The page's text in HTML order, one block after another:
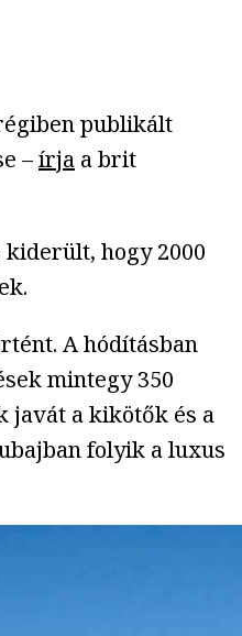
publikált
–írja a brit
hogy 2000
A hódításban
mintegy 350
javát a kikötők és a
folyik a luxus